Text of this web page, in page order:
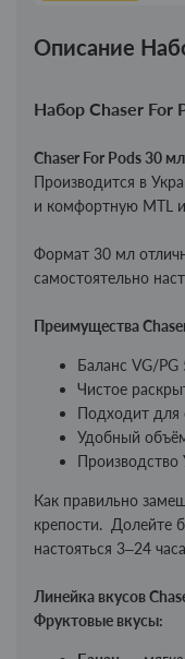
Описание
Набор Chaser For
Chaser For Pods 30 мл
Производится в
и комфортную MTL
Формат 30 мл
самостоятельно
Преимущества
Баланс VG/
Чистое
Подходит для
Удобный
Производство
Как правильно
крепости. Долейте
настояться 3–24
Линейка вкусов
Фруктовые вкусы: